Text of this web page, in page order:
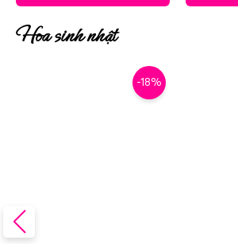
Hoa sinh nhật
-18%